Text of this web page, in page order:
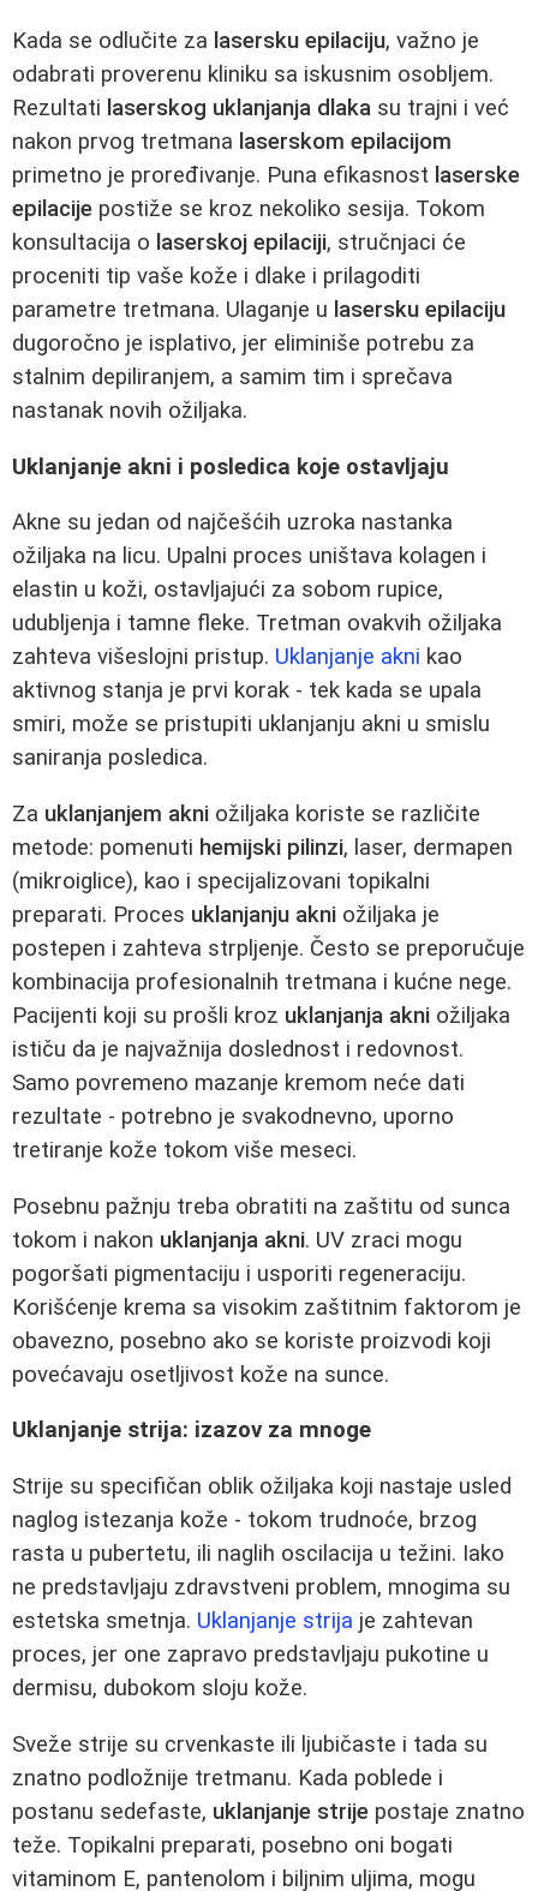
Kada se odlučite za lasersku epilaciju, važno je
odabrati proverenu kliniku sa iskusnim osobljem.
Rezultati laserskog uklanjanja dlaka su trajni i već
nakon prvog tretmana laserskom epilacijom
primetno je proređivanje. Puna efikasnost laserske
epilacije postiže se kroz nekoliko sesija. Tokom
konsultacija o laserskoj epilaciji, stručnjaci će
proceniti tip vaše kože i dlake i prilagoditi
parametre tretmana. Ulaganje u lasersku epilaciju
dugoročno je isplativo, jer eliminiše potrebu za
stalnim depiliranjem, a samim tim i sprečava
nastanak novih ožiljaka.
Uklanjanje akni i posledica koje ostavljaju
Akne su jedan od najčešćih uzroka nastanka
ožiljaka na licu. Upalni proces uništava kolagen i
elastin u koži, ostavljajući za sobom rupice,
udubljenja i tamne fleke. Tretman ovakvih ožiljaka
zahteva višeslojni pristup. Uklanjanje akni kao
aktivnog stanja je prvi korak - tek kada se upala
smiri, može se pristupiti uklanjanju akni u smislu
saniranja posledica.
Za uklanjanjem akni ožiljaka koriste se različite
metode: pomenuti hemijski pilinzi, laser, dermapen
(mikroiglice), kao i specijalizovani topikalni
preparati. Proces uklanjanju akni ožiljaka je
postepen i zahteva strpljenje. Često se preporučuje
kombinacija profesionalnih tretmana i kućne nege.
Pacijenti koji su prošli kroz uklanjanja akni ožiljaka
ističu da je najvažnija doslednost i redovnost.
Samo povremeno mazanje kremom neće dati
rezultate - potrebno je svakodnevno, uporno
tretiranje kože tokom više meseci.
Posebnu pažnju treba obratiti na zaštitu od sunca
tokom i nakon uklanjanja akni. UV zraci mogu
pogoršati pigmentaciju i usporiti regeneraciju.
Korišćenje krema sa visokim zaštitnim faktorom je
obavezno, posebno ako se koriste proizvodi koji
povećavaju osetljivost kože na sunce.
Uklanjanje strija: izazov za mnoge
Strije su specifičan oblik ožiljaka koji nastaje usled
naglog istezanja kože - tokom trudnoće, brzog
rasta u pubertetu, ili naglih oscilacija u težini. Iako
ne predstavljaju zdravstveni problem, mnogima su
estetska smetnja. Uklanjanje strija je zahtevan
proces, jer one zapravo predstavljaju pukotine u
dermisu, dubokom sloju kože.
Sveže strije su crvenkaste ili ljubičaste i tada su
znatno podložnije tretmanu. Kada poblede i
postanu sedefaste, uklanjanje strije postaje znatno
teže. Topikalni preparati, posebno oni bogati
vitaminom E, pantenolom i biljnim uljima, mogu